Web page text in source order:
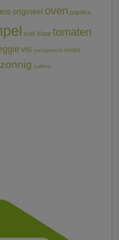
origineel oven paprika
snel klaar tomaten
vis voorgerecht winter
zonnig zuiders